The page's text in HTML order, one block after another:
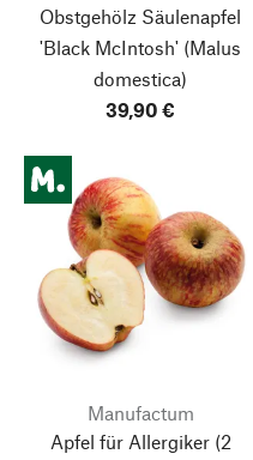
Obstgehölz Säulenapfel
'Black McIntosh' (Malus
domestica)
39,90 €
Manufactum
Apfel für Allergiker(2